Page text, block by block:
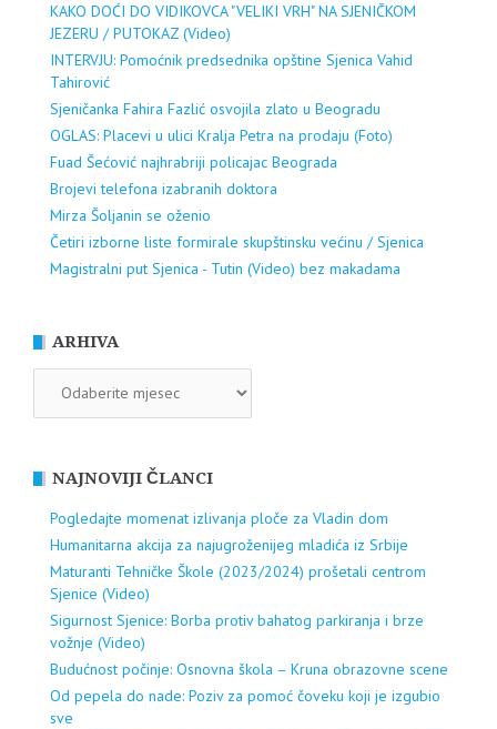
KAKO DOĆI DO VIDIKOVCA "VELIKI VRH" NA SJENIČKOM
JEZERU / PUTOKAZ (Video)
INTERVJU: Pomoćnik predsednika opštine Sjenica Vahid
Tahirović
Sjeničanka Fahira Fazlić osvojila zlato u Beogradu
OGLAS: Placevi u ulici Kralja Petra na prodaju (Foto)
Fuad Šećović najhrabriji policajac Beograda
Brojevi telefona izabranih doktora
Mirza Šoljanin se oženio
Četiri izborne liste formirale skupštinsku većinu / Sjenica
Magistralni put Sjenica - Tutin (Video) bez makadama
ARHIVA
NAJNOVIJI ČLANCI
Pogledajte momenat izlivanja ploče za Vladin dom
Humanitarna akcija za najugroženijeg mladića iz Srbije
Maturanti Tehničke Škole (2023/2024) prošetali centrom
Sjenice (Video)
Sigurnost Sjenice: Borba protiv bahatog parkiranja i brze
vožnje (Video)
Budućnost počinje: Osnovna škola – Kruna obrazovne scene
Od pepela do nade: Poziv za pomoć čoveku koji je izgubio
sve